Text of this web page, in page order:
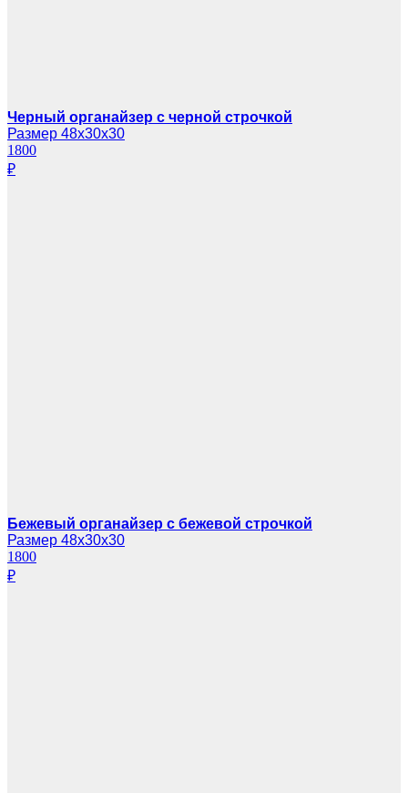
Черный органайзер с черной строчкой
Размер 48х30х30
1800
₽
Бежевый органайзер с бежевой строчкой
Размер 48х30х30
1800
₽